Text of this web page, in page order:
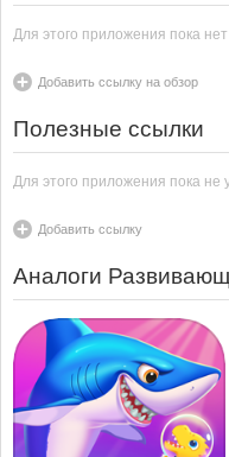
Для этого приложения пока
Добавить ссылку на обзор
Полезные ссылки
Для этого приложения пока не
Добавить ссылку
Аналоги